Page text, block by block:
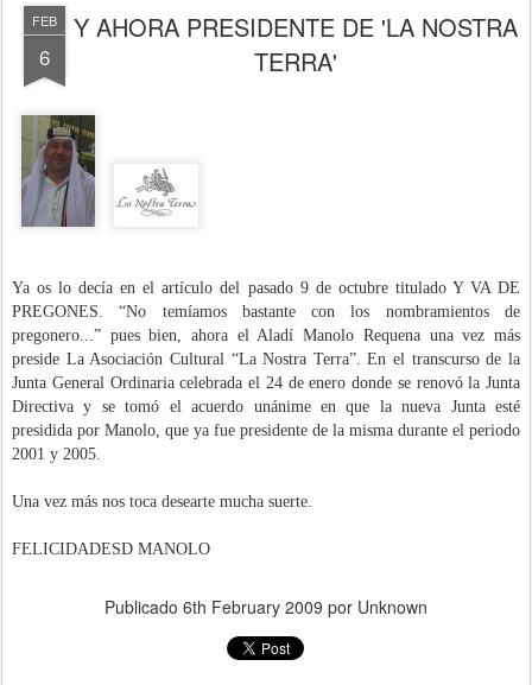
FEB
6
Y AHORA PRESIDENTE DE 'LA NOSTRA
TERRA'
Ya os lo decía en el artículo del pasado 9 de octubre titulado Y VA DE
PREGONES. “No temíamos bastante con los nombramientos de
pregonero...” pues bien, ahora el Aladí Manolo Requena una vez más
preside La Asociación Cultural “La Nostra Terra”. En el transcurso de la
Junta General Ordinaria celebrada el 24 de enero donde se renovó la Junta
Directiva y se tomó el acuerdo unánime en que la nueva Junta esté
presidida por Manolo, que ya fue presidente de la misma durante el periodo
2001 y 2005.
Una vez más nos toca desearte mucha suerte.
FELICIDADESD MANOLO
Publicado 6th February 2009 por Unknown